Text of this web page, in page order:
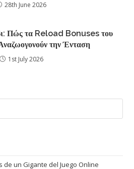
28th June 2026
Πώς τα Reload Bonuses του
την Ένταση
1st July 2026
de un Gigante del Juego Online